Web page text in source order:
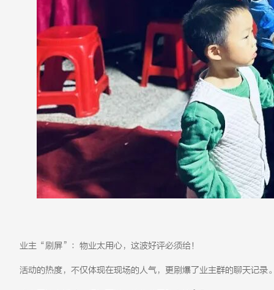
业主“刷屏”：物业太用心，这波好评必须给！
活动的热度，不仅体现在现场的人气，更刷爆了业主群的聊天记录